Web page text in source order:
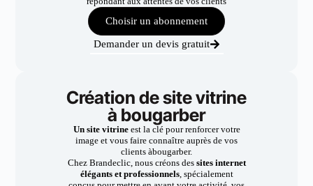
Choisir un abonnement
Demander un devis gratuit
Création de site vitrine
à bougarber
Un site vitrineest la clé pour renforcer votre
image et vous faire connaître auprès de vos
clients àbougarber.
Chez Brandeclic, nous créons dessites internet
élégants et professionnels, spécialement